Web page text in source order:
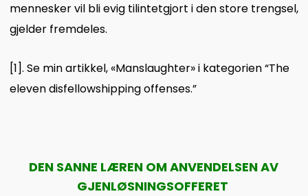
mennesker vil bli evig tilintetgjort i den store trengsel,
gjelder fremdeles.
[1]. Se min artikkel, «Manslaughter» i kategorien “The
eleven disfellowshipping offenses.”
DEN SANNE LÆREN OM ANVENDELSEN AV
GJENLØSNINGSOFFERET